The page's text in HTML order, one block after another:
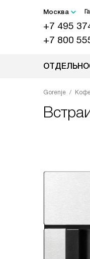
Москва
+7 495
+7 800
Gorenje